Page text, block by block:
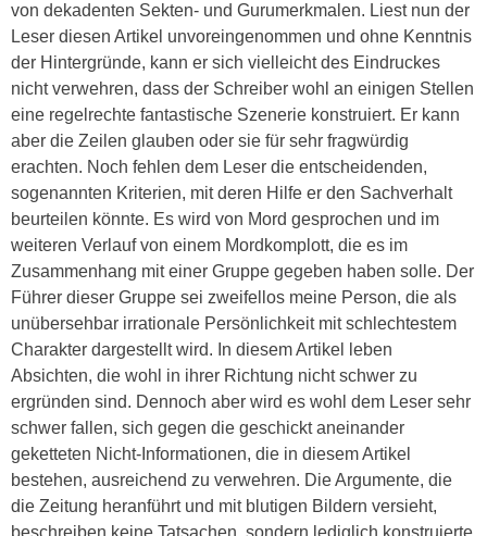
von dekadenten Sekten- und Gurumerkmalen. Liest nun der
Leser diesen Artikel unvoreingenommen und ohne Kenntnis
der Hintergründe, kann er sich vielleicht des Eindruckes
nicht verwehren, dass der Schreiber wohl an einigen Stellen
eine regelrechte fantastische Szenerie konstruiert. Er kann
aber die Zeilen glauben oder sie für sehr fragwürdig
erachten. Noch fehlen dem Leser die entscheidenden,
sogenannten Kriterien, mit deren Hilfe er den Sachverhalt
beurteilen könnte. Es wird von Mord gesprochen und im
weiteren Verlauf von einem Mordkomplott, die es im
Zusammenhang mit einer Gruppe gegeben haben solle. Der
Führer dieser Gruppe sei zweifellos meine Person, die als
unübersehbar irrationale Persönlichkeit mit schlechtestem
Charakter dargestellt wird. In diesem Artikel leben
Absichten, die wohl in ihrer Richtung nicht schwer zu
ergründen sind. Dennoch aber wird es wohl dem Leser sehr
schwer fallen, sich gegen die geschickt aneinander
geketteten Nicht-Informationen, die in diesem Artikel
bestehen, ausreichend zu verwehren. Die Argumente, die
die Zeitung heranführt und mit blutigen Bildern versieht,